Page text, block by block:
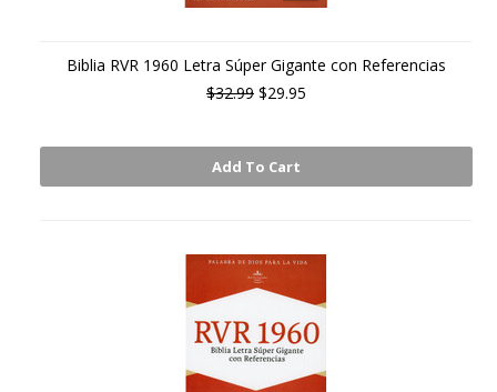
Biblia RVR 1960 Letra Súper Gigante con Referencias
$32.99 $29.95
Add To Cart